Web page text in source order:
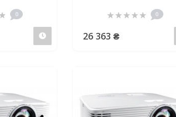
0
Предзаказ
0
26 363 ₴